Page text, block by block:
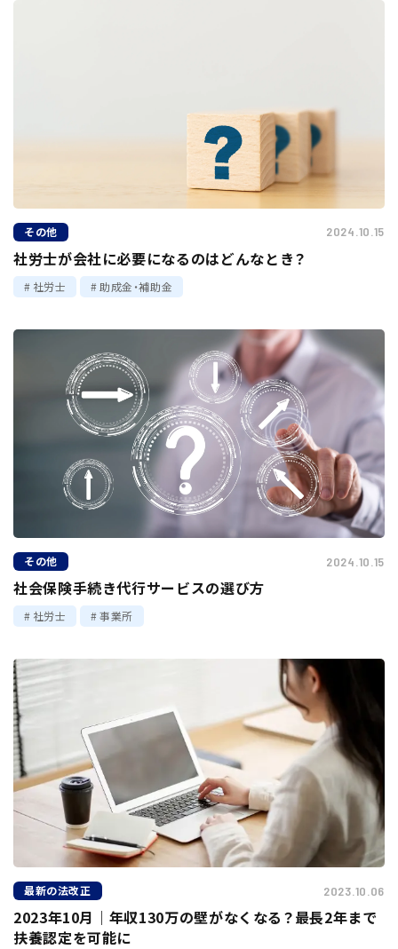
その他 2024.10.15
社労士が会社に必要になるのはどんなとき？
社労士 助成金・補助金
その他 2024.10.15
社会保険手続き代行サービスの選び方
社労士 事業所
最新の法改正 2023.10.06
2023年10月｜年収130万の壁がなくなる？最長2年まで
扶養認定を可能に